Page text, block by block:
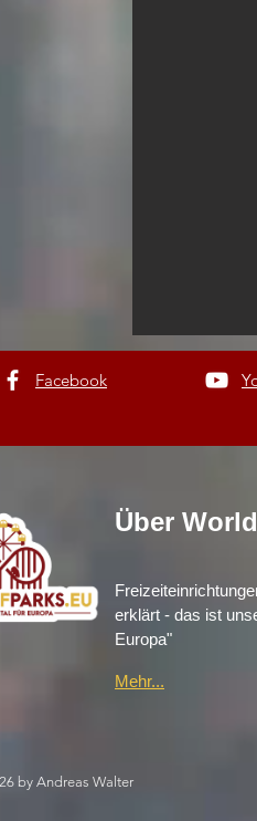
Facebook
Über
erklärt - das ist
Europa"
Mehr...
by Andreas Walter